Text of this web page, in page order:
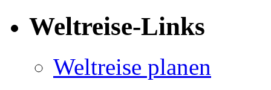
Weltreise-Links
Weltreise planen